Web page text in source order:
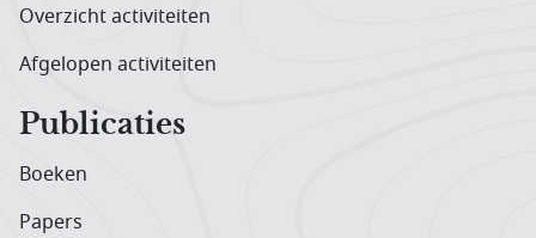
Overzicht activiteiten
Afgelopen activiteiten
Publicaties
Boeken
Papers